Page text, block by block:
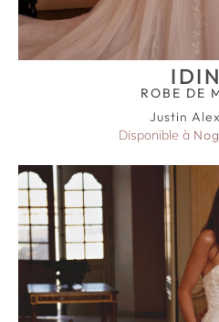
ROBE DE
Justin
Disponible à